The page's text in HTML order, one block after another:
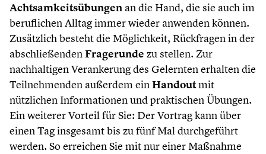
Achtsamkeitsübungen an die Hand, die sie auch im
beruflichen Alltag immer wieder anwenden können.
Zusätzlich besteht die Möglichkeit, Rückfragen in der
abschließendenFragerunde zu stellen. Zur
nachhaltigen Verankerung des Gelernten erhalten die
Teilnehmenden außerdem einHandoutmit
nützlichen Informationen und praktischen Übungen.
Ein weiterer Vorteil für Sie: Der Vortrag kann über
einen Tag insgesamt bis zu fünf Mal durchgeführt
werden. So erreichen Sie mit nur einer Maßnahme